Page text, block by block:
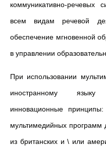
коммуникативно-речевых
всем видам речевой
обеспечение мгновенной
в управлении
При использовании
иностранному
инновационные
мультимедийных программ
из британских и \ или